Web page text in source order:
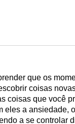
que os
coisas
coisas que você
eles a ansiedade,
a se controlar